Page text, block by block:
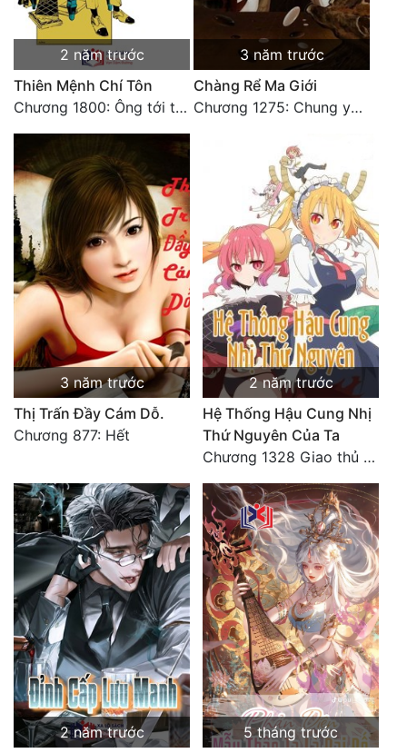
2 năm trước
Thiên Mệnh Chí Tôn
Chương 1800: Ông tới từ đâu thế
3 năm trước
Chàng Rể Ma Giới
Chương 1275: Chung yên (Hết)
3 năm trước
Thị Trấn Đầy Cám Dỗ.
Chương 877: Hết
2 năm trước
Hệ Thống Hậu Cung Nhị
Thứ Nguyên Của Ta
Chương 1328 Giao thủ với Hung Thú
2 năm trước
5 tháng trước